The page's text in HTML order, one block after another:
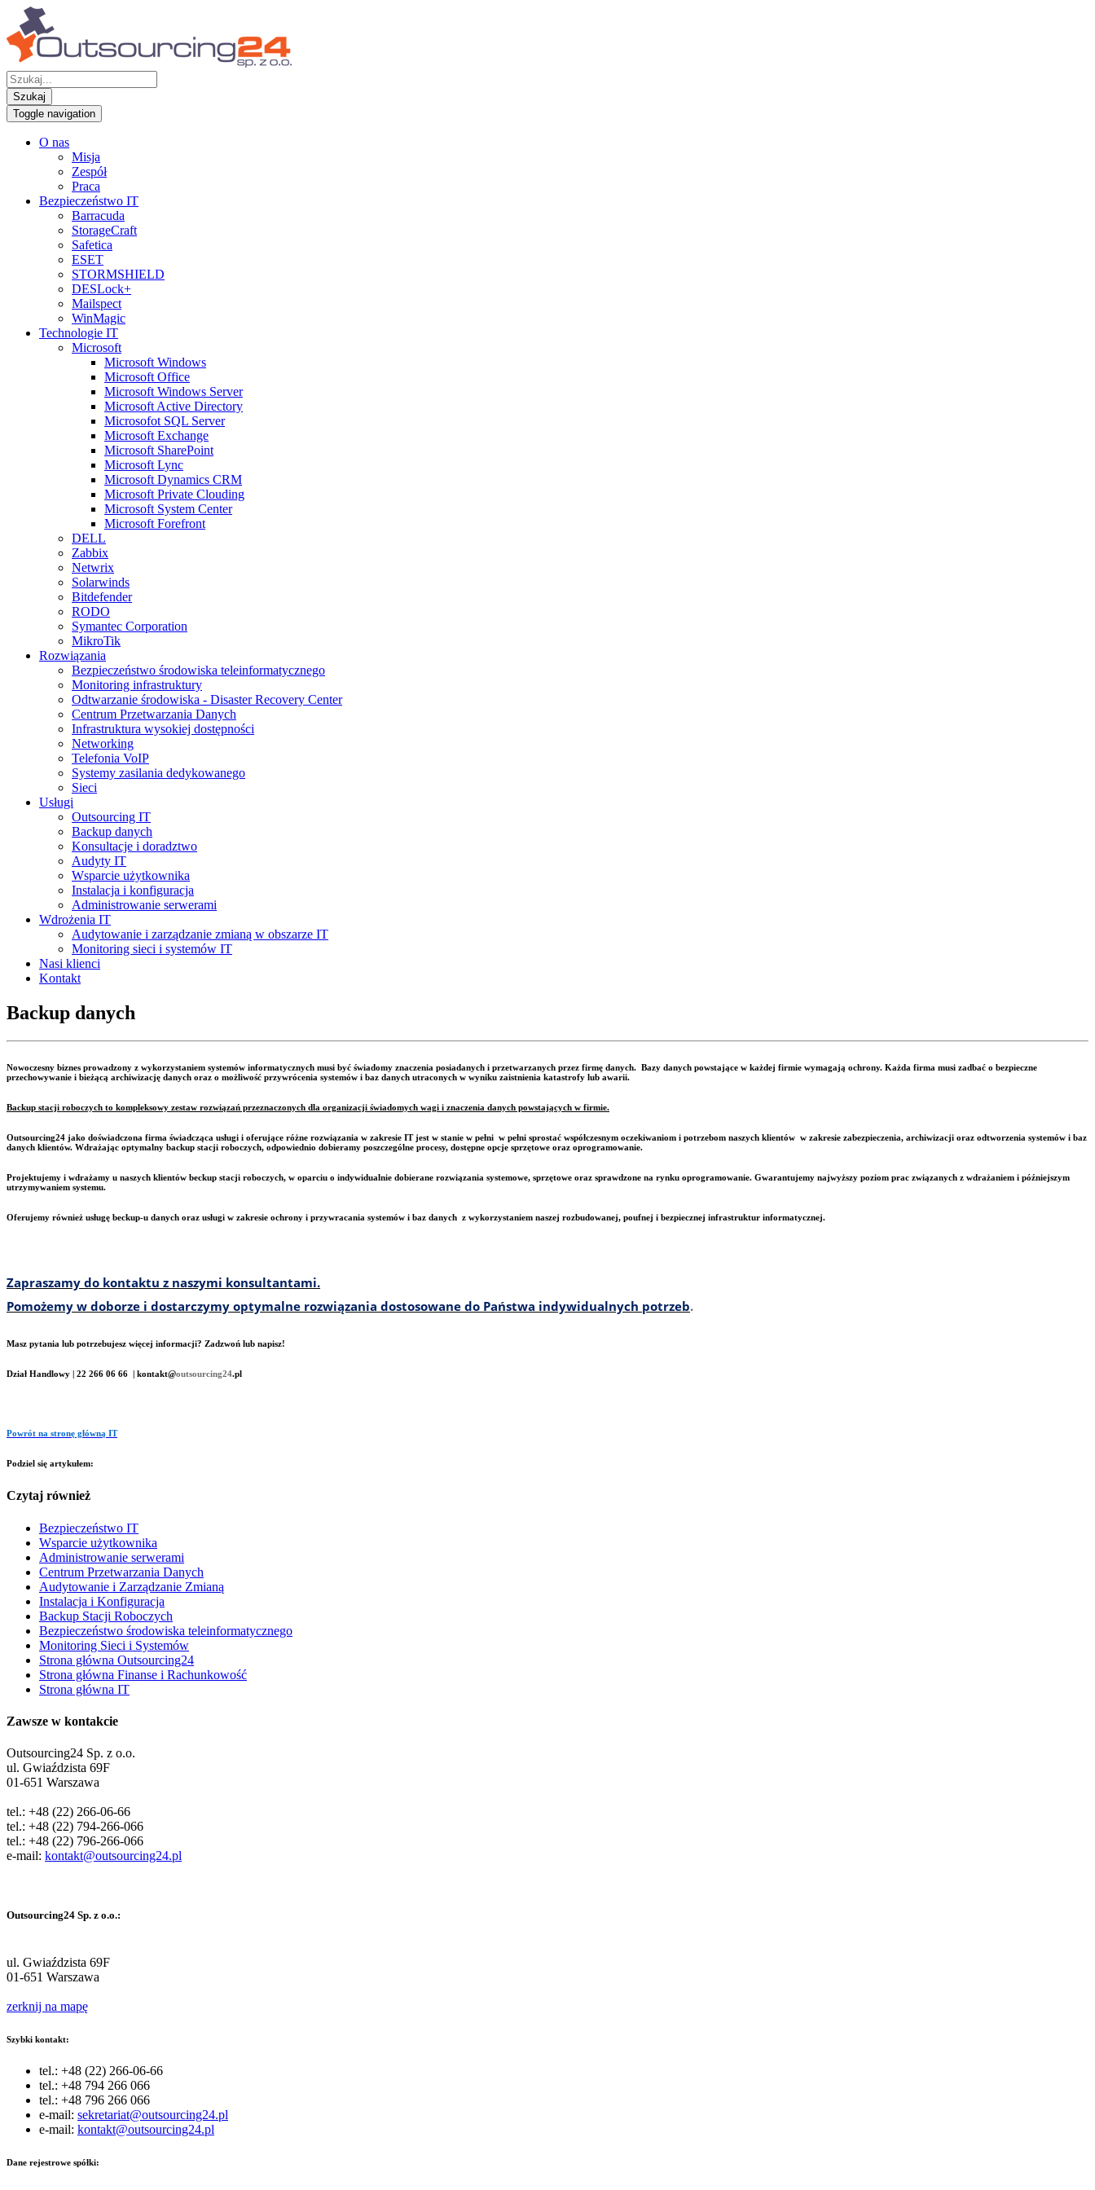
Szukaj
Toggle navigation
O nas
Misja
Zespół
Praca
Bezpieczeństwo IT
Barracuda
StorageCraft
Safetica
ESET
STORMSHIELD
DESLock+
Mailspect
WinMagic
Technologie IT
Microsoft
Microsoft Windows
Microsoft Office
Microsoft Windows Server
Microsoft Active Directory
Microsofot SQL Server
Microsoft Exchange
Microsoft SharePoint
Microsoft Lync
Microsoft Dynamics CRM
Microsoft Private Clouding
Microsoft System Center
Microsoft Forefront
DELL
Zabbix
Netwrix
Solarwinds
Bitdefender
RODO
Symantec Corporation
MikroTik
Rozwiązania
Bezpieczeństwo środowiska teleinformatycznego
Monitoring infrastruktury
Odtwarzanie środowiska - Disaster Recovery Center
Centrum Przetwarzania Danych
Infrastruktura wysokiej dostępności
Networking
Telefonia VoIP
Systemy zasilania dedykowanego
Sieci
Usługi
Outsourcing IT
Backup danych
Konsultacje i doradztwo
Audyty IT
Wsparcie użytkownika
Instalacja i konfiguracja
Administrowanie serwerami
Wdrożenia IT
Audytowanie i zarządzanie zmianą w obszarze IT
Monitoring sieci i systemów IT
Nasi klienci
Kontakt
Backup danych
Nowoczesny biznes prowadzony z wykorzystaniem systemów informatycznych musi być świadomy znaczenia posiadanych i przetwarzanych przez firmę danych. Bazy danych powstające w każdej firmie wymagają ochrony. Każda firma musi zadbać o bezpieczne
przechowywanie i bieżącą archiwizację danych oraz o możliwość przywrócenia systemów i baz danych utraconych w wyniku zaistnienia katastrofy lub awarii.
Backup stacji roboczych to kompleksowy zestaw rozwiązań przeznaczonych dla organizacji świadomych wagi i znaczenia danych powstających w firmie.
Outsourcing24 jako doświadczona firma świadcząca usługi i oferujące różne rozwiązania w zakresie IT jest w stanie w pełni w pełni sprostać współczesnym oczekiwaniom i potrzebom naszych klientów w zakresie zabezpieczenia, archiwizacji oraz odtworzenia systemów i baz
danych klientów. Wdrażając optymalny backup stacji roboczych, odpowiednio dobieramy poszczególne procesy, dostępne opcje sprzętowe oraz oprogramowanie.
Projektujemy i wdrażamy u naszych klientów beckup stacji roboczych, w oparciu o indywidualnie dobierane rozwiązania systemowe, sprzętowe oraz sprawdzone na rynku oprogramowanie. Gwarantujemy najwyższy poziom prac związanych z wdrażaniem i późniejszym
utrzymywaniem systemu.
Oferujemy również usługę beckup-u danych oraz usługi w zakresie ochrony i przywracania systemów i baz danych z wykorzystaniem naszej rozbudowanej, poufnej i bezpiecznej infrastruktur informatycznej.
Zapraszamy do kontaktu z naszymi konsultantami.
Pomożemy w doborze i dostarczymy optymalne rozwiązania dostosowane do Państwa indywidualnych potrzeb.
Masz pytania lub potrzebujesz więcej informacji? Zadzwoń lub napisz!
Dział Handlowy | 22 266 06 66 | kontakt@outsourcing24.pl
Powrót na stronę główną IT
Podziel się artykułem:
Czytaj również
Bezpieczeństwo IT
Wsparcie użytkownika
Administrowanie serwerami
Centrum Przetwarzania Danych
Audytowanie i Zarządzanie Zmianą
Instalacja i Konfiguracja
Backup Stacji Roboczych
Bezpieczeństwo środowiska teleinformatycznego
Monitoring Sieci i Systemów
Strona główna Outsourcing24
Strona główna Finanse i Rachunkowość
Strona główna IT
Zawsze w kontakcie
Outsourcing24 Sp. z o.o.
ul. Gwiaździsta 69F
01-651 Warszawa
tel.: +48 (22) 266-06-66
tel.: +48 (22) 794-266-066
tel.: +48 (22) 796-266-066
e-mail: kontakt@outsourcing24.pl
Outsourcing24 Sp. z o.o.:
ul. Gwiaździsta 69F
01-651 Warszawa
zerknij na mapę
Szybki kontakt:
tel.: +48 (22) 266-06-66
tel.: +48 794 266 066
tel.: +48 796 266 066
e-mail: sekretariat@outsourcing24.pl
e-mail: kontakt@outsourcing24.pl
Dane rejestrowe spółki: